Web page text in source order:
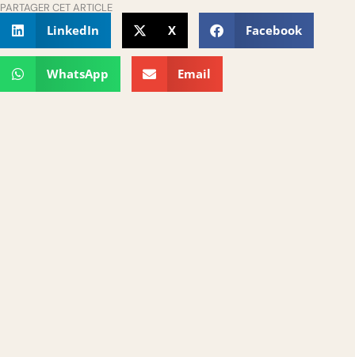
PARTAGER CET ARTICLE
LinkedIn X Facebook
WhatsApp Email